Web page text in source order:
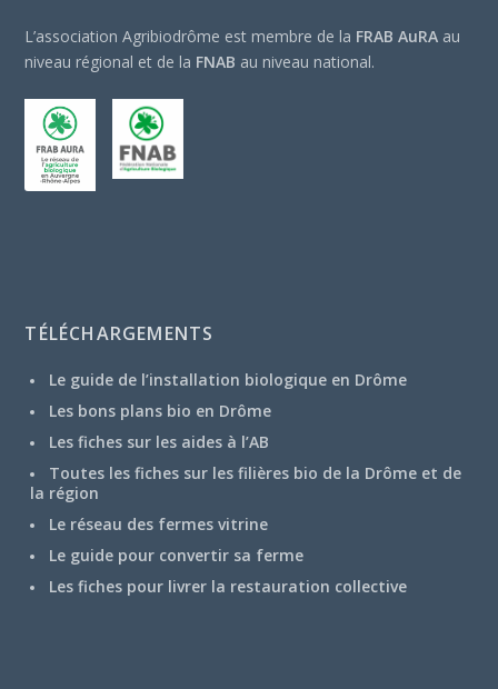
L’association Agribiodrôme est membre de la FRAB AuRA au
niveau régional et de la FNAB au niveau national.
TÉLÉCHARGEMENTS
Le guide de l’installation biologique en Drôme
Les bons plans bio en Drôme
Les fiches sur les aides à l’AB
Toutes les fiches sur les filières bio de la Drôme et de
la région
Le réseau des fermes vitrine
Le guide pour convertir sa ferme
Les fiches pour livrer la restauration collective